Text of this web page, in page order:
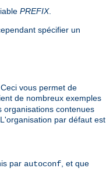
PREFIX.
spécifier un
vous permet de
de nombreux exemples
organisations contenues
. L'organisation par défaut est
par autoconf , et que